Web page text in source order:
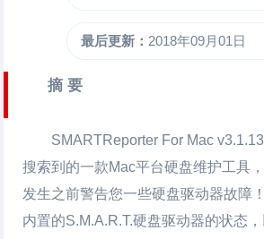
最后更新： 2018年09月01日
摘 要
SMARTReporter For Mac
搜索到的一款Mac平台硬盘维护工具
发生之前警告您一些硬盘驱动器故障
内置的S.M.A.R.T.硬盘驱动器的状态，